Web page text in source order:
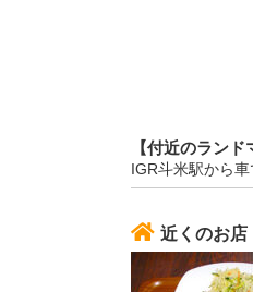
【付近のランド
IGR斗米駅から
近くのお店